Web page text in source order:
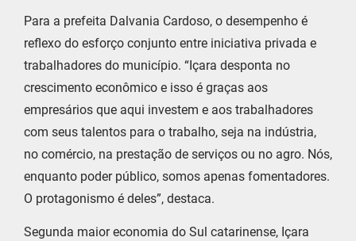
Para a prefeita Dalvania Cardoso, o desempenho é
reflexo do esforço conjunto entre iniciativa privada e
trabalhadores do município. “Içara desponta no
crescimento econômico e isso é graças aos
empresários que aqui investem e aos trabalhadores
com seus talentos para o trabalho, seja na indústria,
no comércio, na prestação de serviços ou no agro. Nós,
enquanto poder público, somos apenas fomentadores.
O protagonismo é deles”, destaca.
Segunda maior economia do Sul catarinense, Içara